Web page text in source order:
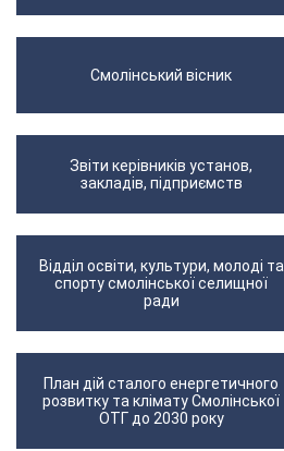
Смолінський вісник
Звіти керівників установ,
закладів, підприємств
Відділ освіти, культури, молоді та
спорту смолінської селищної
ради
План дій сталого енергетичного
розвитку та клімату Смолінської
ОТГ до 2030 року